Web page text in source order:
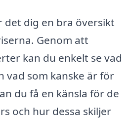
det dig en bra översikt
Genom att
kan du enkelt se vad
vad som kanske är för
du få en känsla för de
och hur dessa skiljer